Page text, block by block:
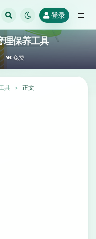
登录
保养工具
免费
具 正文